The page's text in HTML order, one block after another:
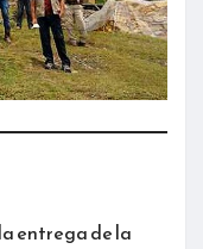
entrega de la